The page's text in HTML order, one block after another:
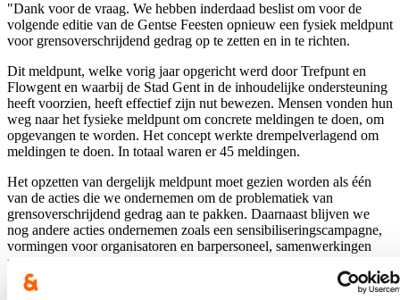
"Dank voor de vraag. We hebben inderdaad beslist om voor de
volgende editie van de Gentse Feesten opnieuw een fysiek meldpunt
voor grensoverschrijdend gedrag op te zetten en in te richten.
Dit meldpunt, welke vorig jaar opgericht werd door Trefpunt en
Flowgent en waarbij de Stad Gent in de inhoudelijke ondersteuning
heeft voorzien, heeft effectief zijn nut bewezen. Mensen vonden hun
weg naar het fysieke meldpunt om concrete meldingen te doen, om
opgevangen te worden. Het concept werkte drempelverlagend om
meldingen te doen. In totaal waren er 45 meldingen.
Het opzetten van dergelijk meldpunt moet gezien worden als één
van de acties die we ondernemen om de problematiek van
grensoverschrijdend gedrag aan te pakken. Daarnaast blijven we
nog andere acties ondernemen zoals een sensibiliseringscampagne,
vormingen voor organisatoren en barpersoneel, samenwerkingen
met partners zoals het Rode Kruis, toiletmedewerkers, vrijwilligers,
stewards,…, samenwerkingsafspraken met andere belanghebbenden
zoals politie, zorgcentrum na seksueel geweld.